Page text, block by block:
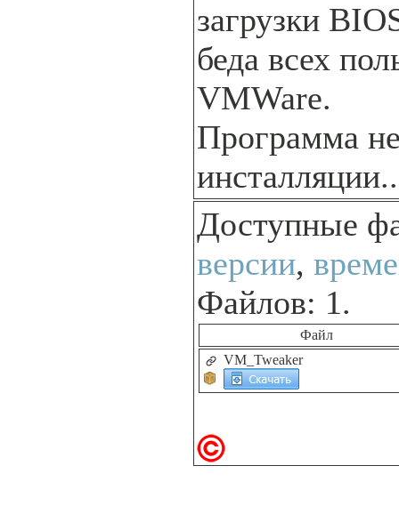
загрузки
беда всех
VMWare.
Программа
Доступные
версии,
Файлов: 1.
Файл
VM_Tweaker